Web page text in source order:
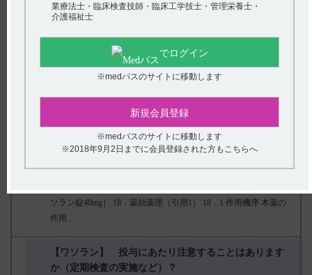
2．1重篤な...
【ワソラン】 Cmaxや代謝排泄など、薬物動態につい
て教えてください。
薬物動態 16．1血中濃度 ［ワソラン錠40mg］ 本剤2 錠（ベラパ
ソラン錠40mg］ 18．薬効薬理（引用1） 18．1 作用機序 本薬の
作用...
【ワソラン】 投与にあたり注意することはあります
か（定期検査の実施など）？
業療法士・臨床検査技師・臨床工学技士・管理栄養士・
介護福祉士
でログイン
※medパスのサイトに移動します
新規会員登録
※medパスのサイトに移動します
※2018年9月2日までに会員登録された方もこちらへ